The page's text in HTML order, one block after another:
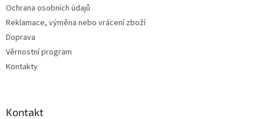
Ochrana osobních údajů
Reklamace, výměna nebo vrácení zboží
Doprava
Věrnostní program
Kontakty
Kontakt